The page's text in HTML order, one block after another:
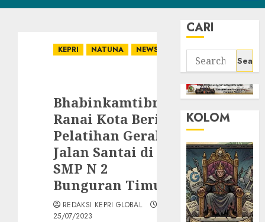
Menu
KEPRI NATUNA NEWS
Bhabinkamtibmas
Ranai Kota Beri
Pelatihan Gerak
Jalan Santai di
SMP N 2
Bunguran Timur
REDAKSI KEPRI GLOBAL
25/07/2023
CARI
Search
for:
KOLOM